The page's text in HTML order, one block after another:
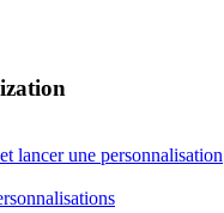
lancer une personnalisation